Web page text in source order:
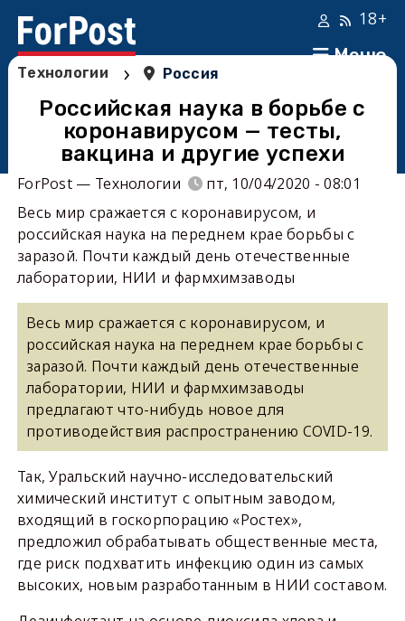
Меню
18+
Технологии › Россия
Российская наука в борьбе с
коронавирусом — тесты,
вакцина и другие успехи
ForPost — Технологии
пт, 10/04/2020 - 08:01
Весь мир сражается с коронавирусом, и
российская наука на переднем крае борьбы с
заразой. Почти каждый день отечественные
лаборатории, НИИ и фармхимзаводы
Весь мир сражается с коронавирусом, и
российская наука на переднем крае борьбы с
заразой. Почти каждый день отечественные
лаборатории, НИИ и фармхимзаводы
предлагают что-нибудь новое для
противодействия распространению COVID-19.
Так, Уральский научно-исследовательский
химический институт с опытным заводом,
входящий в госкорпорацию «Ростех»,
предложил обрабатывать общественные места,
где риск подхватить инфекцию один из самых
высоких, новым разработанным в НИИ составом.